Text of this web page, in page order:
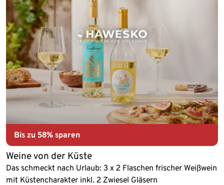
Bis zu 58% sparen
Weine von der Küste
Das schmeckt nach Urlaub: 3 x 2 Flaschen frischer Weißwein
mit Küstencharakter inkl. 2 Zwiesel Gläsern